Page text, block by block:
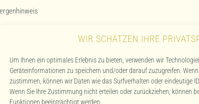
WIR SCHÄTZEN IHRE
Um Ihnen ein optimales Erlebnis zu bieten, verwenden wir
Geräteinformationen zu speichern und/oder darauf zuzugreifen.
zustimmen, können wir Daten wie das Surfverhalten oder eindeutige
Wenn Sie Ihre Zustimmung nicht erteilen oder zurückziehen, können
Funktionen beeinträchtigt werden.